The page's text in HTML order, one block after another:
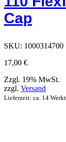
Cap
SKU: 1000314700
17,00 €
Zzgl. 19% MwSt.
zzgl. Versand
Lieferzeit: ca. 14